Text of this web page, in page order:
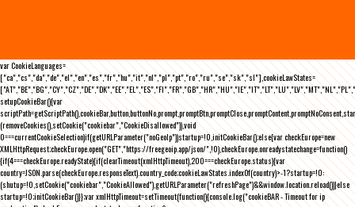
var CookieLanguages=
["ca","cs","da","de","el","en","es","fr","hu","it","nl","pl","pt","ro","ru","se","sk","sl"],cookieLawStates=
setupCookieBar(){var
(removeCookies(),setCookie("cookiebar","CookieDisallowed")),void
0===currentCookieSelection)if(getURLParameter("noGeoIp"))startup=!0,initCookieBar();else{var checkEurope=new
XMLHttpRequest;checkEurope.open("GET","https://freegeoip.app/json/",!0),checkEurope.onreadystatechange=function()
{if(4===checkEurope.readyState){if(clearTimeout(xmlHttpTimeout),200===checkEurope.status){var
country=JSON.parse(checkEurope.responseText).country_code;cookieLawStates.indexOf(country)>-1?startup=!0:
(shutup=!0,setCookie("cookiebar","CookieAllowed"),getURLParameter("refreshPage")&&window.location.reload())}else
startup=!0;initCookieBar()}};var xmlHttpTimeout=setTimeout(function(){console.log("cookieBAR - Timeout for ip